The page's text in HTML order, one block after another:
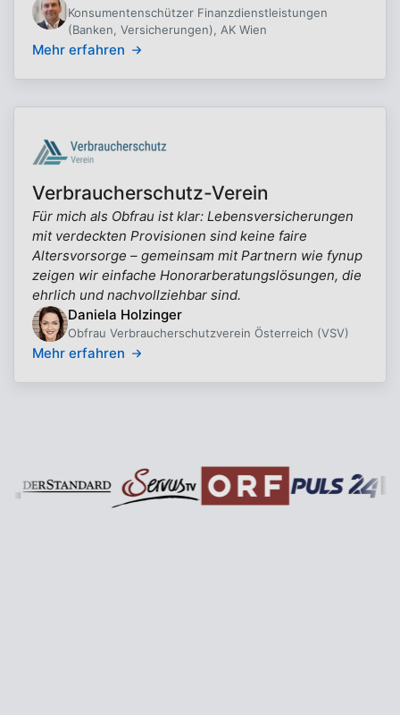
Konsumentenschützer Finanzdienstleistungen
(Banken, Versicherungen), AK Wien
Mehr erfahren
Verbraucherschutz-Verein
Für mich als Obfrau ist klar: Lebensversicherungen
mit verdeckten Provisionen sind keine faire
Altersvorsorge – gemeinsam mit Partnern wie fynup
zeigen wir einfache Honorarberatungslösungen, die
ehrlich und nachvollziehbar sind.
Daniela Holzinger
Obfrau Verbraucherschutzverein Österreich (VSV)
Mehr erfahren